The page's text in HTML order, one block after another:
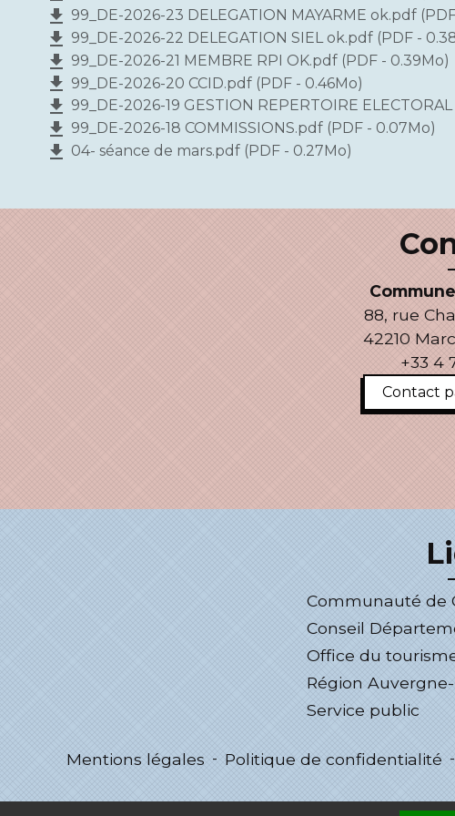
file_download 99_DE-2026-23 DELEGATION MAYARME ok.pdf
file_download 99_DE-2026-22 DELEGATION SIEL ok.pdf (PDF -
file_download 99_DE-2026-21 MEMBRE RPI OK.pdf (PDF - 0.39Mo)
file_download 99_DE-2026-20 CCID.pdf (PDF - 0.46Mo)
file_download 99_DE-2026-19 GESTION REPERTOIRE
file_download 99_DE-2026-18 COMMISSIONS.pdf (PDF - 0.07Mo)
file_download 04- séance de mars.pdf (PDF - 0.27Mo)
88, rue
42210
+33 4
Contact
Communauté de
Conseil
Office du
Région
Service public
Mentions légales - Politique de confidentialité -